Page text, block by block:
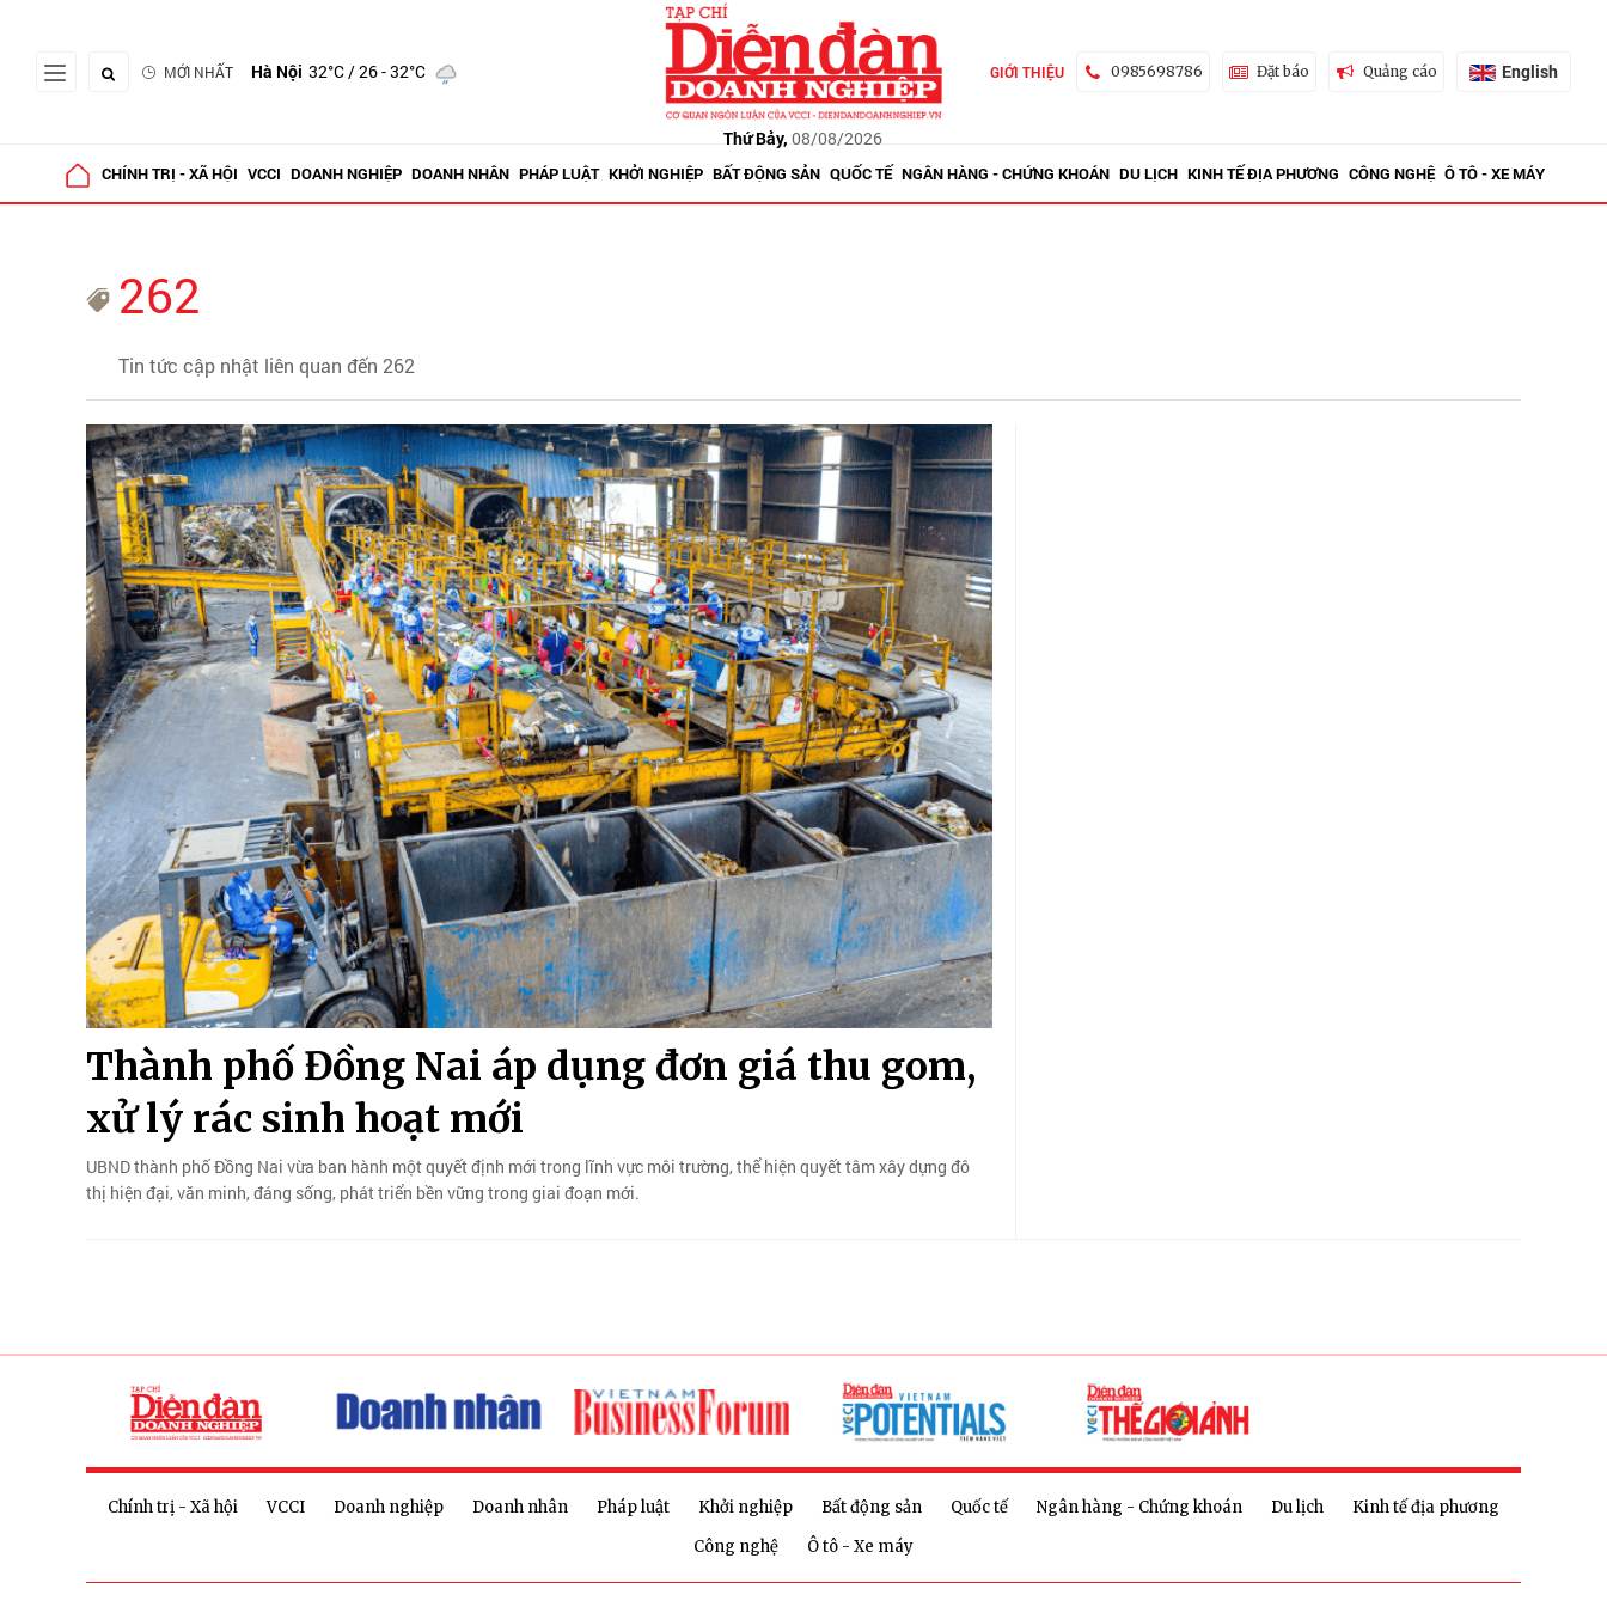
MỚI NHẤT Hà Nội 32°C/ 26 - 32°C
Thứ Bảy, 08/08/2026
GIỚI THIỆU 0985698786 Đặt báo Quảng cáo English
CHÍNH TRỊ - XÃ HỘI VCCI DOANH NGHIỆP DOANH NHÂN PHÁP LUẬT KHỞI NGHIỆP BẤT ĐỘNG SẢN QUỐC TẾ NGÂN HÀNG - CHỨNG KHOÁN DU LỊCH KINH TẾ ĐỊA PHƯƠNG CÔNG NGHỆ Ô TÔ - XE MÁY
262
Tin tức cập nhật liên quan đến 262
Thành phố Đồng Nai áp dụng đơn giá thu gom,
xử lý rác sinh hoạt mới
UBND thành phố Đồng Nai vừa ban hành một quyết định mới trong lĩnh vực môi trường, thể hiện quyết tâm xây dựng đô
thị hiện đại, văn minh, đáng sống, phát triển bền vững trong giai đoạn mới.
Chính trị - Xã hội VCCI Doanh nghiệp Doanh nhân Pháp luật Khởi nghiệp Bất động sản Quốc tế Ngân hàng - Chứng khoán Du lịch
Kinh tế địa phương
Công nghệ
Ô tô - Xe máy